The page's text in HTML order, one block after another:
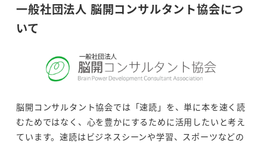
一般社団法人 脳開コンサルタント協会につ
いて
脳開コンサルタント協会では「速読」を、単に本を速く読
むためではなく、心を豊かにするために活用したいと考え
ています。速読はビジネスシーンや学習、スポーツなどの